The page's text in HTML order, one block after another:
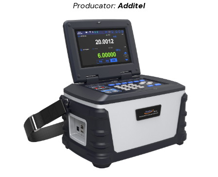
Producator:Additel